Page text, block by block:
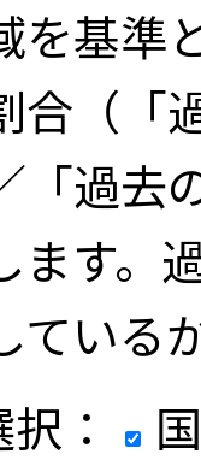
を基準
合（「
「過去
ます。
ている
：